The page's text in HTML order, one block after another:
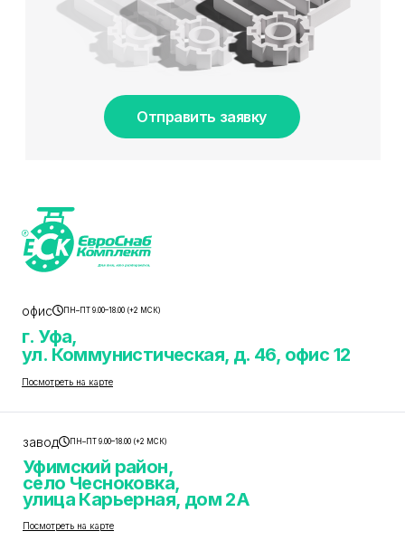
Отправить заявку
офис ПН–ПТ 9.00–18.00 (+2 МСК)
г. Уфа,
ул. Коммунистическая, д. 46, офис 12
Посмотреть на карте
завод ПН–ПТ 9.00–18.00 (+2 МСК)
Уфимский район,
село Чесноковка,
улица Карьерная, дом 2А
Посмотреть на карте